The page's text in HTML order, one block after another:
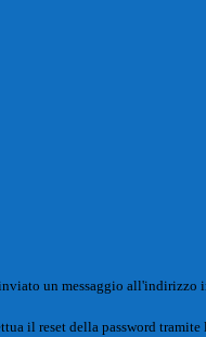
un messaggio all'indirizzo
il reset della password tramite